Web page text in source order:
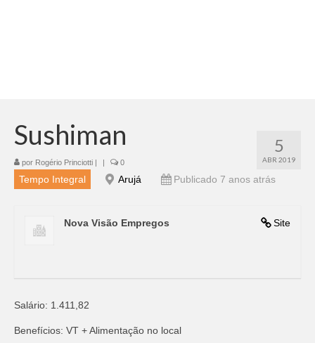
5
ABR 2019
Sushiman
por Rogério Princiotti | | 0
Tempo Integral Arujá Publicado 7 anos atrás
Site
Nova Visão Empregos
Salário: 1.411,82
Benefícios: VT + Alimentação no local